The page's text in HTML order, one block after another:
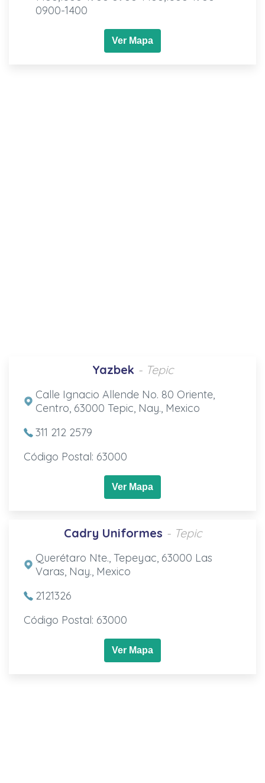
0900-1400
Ver Mapa
Yazbek - Tepic
Calle Ignacio Allende No. 80 Oriente,
Centro, 63000 Tepic, Nay., Mexico
311 212 2579
Código Postal: 63000
Ver Mapa
Cadry Uniformes - Tepic
Querétaro Nte., Tepeyac, 63000 Las
Varas, Nay., Mexico
2121326
Código Postal: 63000
Ver Mapa